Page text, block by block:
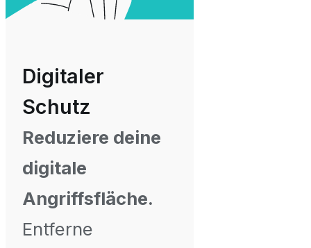
Digitaler
Schutz
Reduziere deine
digitale
Angriffsfläche.
Entferne